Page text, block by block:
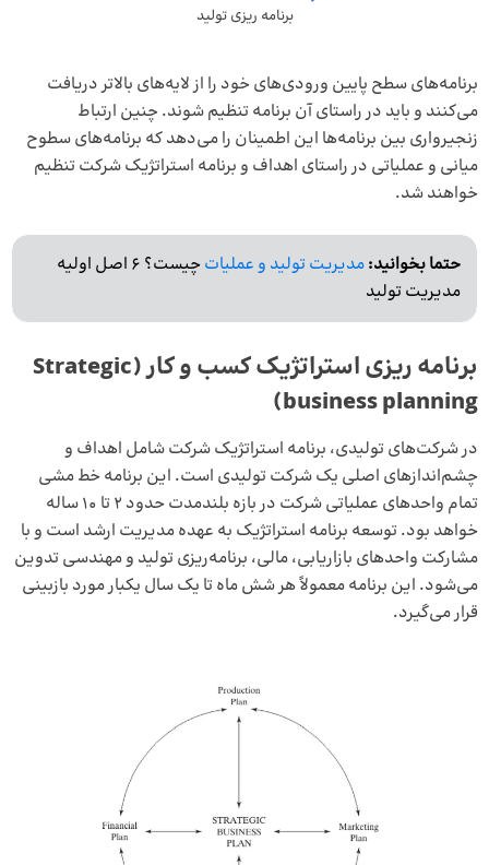
برنامه ریزی تولید
برنامه‌های سطح پایین ورودی‌های خود را از لایه‌های بالاتر دریافت
می‌کنند و باید در راستای آن برنامه تنظیم شوند. چنین ارتباط
زنجیرواری بین برنامه‌ها این اطمینان را می‌دهد که برنامه‌های سطوح
میانی و عملیاتی در راستای اهداف و برنامه استراتژیک شرکت تنظیم
خواهند شد.
حتما بخوانید:مدیریت تولید و عملیات
چیست؟ 6 اصل اولیه
مدیریت تولید
برنامه ریزی استراتژیک کسب و کار (Strategic
business planning)
در شرکت‌های تولیدی، برنامه استراتژیک شرکت شامل اهداف و
چشم‌اندازهای اصلی یک شرکت تولیدی است. این برنامه خط مشی
تمام واحدهای عملیاتی شرکت در بازه بلندمدت حدود 2 تا 10 ساله
خواهد بود. توسعه برنامه استراتژیک به عهده مدیریت ارشد است و با
مشارکت واحدهای بازاریابی، مالی، برنامه‌ریزی تولید و مهندسی تدوین
می‌شود. این برنامه معمولاً هر شش ماه تا یک سال یکبار مورد بازبینی
قرار می‌گیرد.